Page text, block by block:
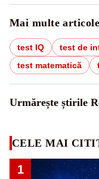
Mai multe
test IQ test de
test matematică
Urmărește știrile
CELE MAI
1